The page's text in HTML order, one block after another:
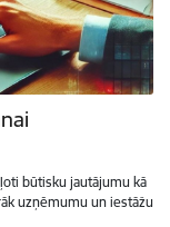
būtisku jautājumu kā
uzņēmumu un iestāžu